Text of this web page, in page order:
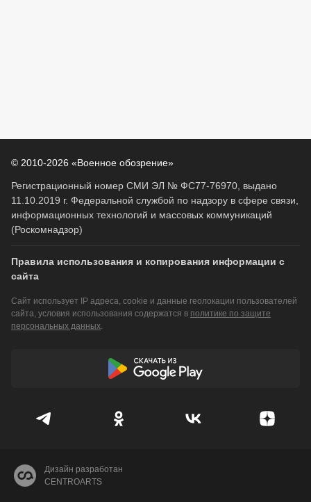
© 2010-2026 «Военное обозрение»
Регистрационный номер СМИ ЭЛ № ФС77-76970, выдано
11.10.2019 г. Федеральной службой по надзору в сфере связи,
информационных технологий и массовых коммуникаций
(Роскомнадзор)
Правила использования и копирования информации с
сайта
Сайт использует IP адреса, cookie и данные геолокации пользователей
сайта, условия использования содержатся в политике по защите
персональных данных.
Дизайн разработан
CENTROARTS